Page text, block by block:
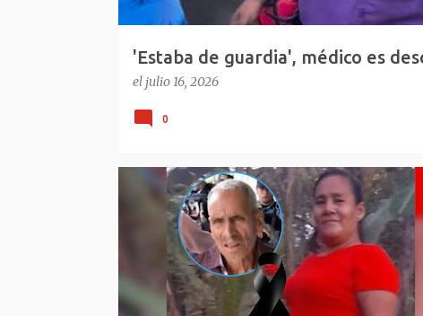
'Estaba de guardia', médico es
República Dominicana
el julio 16, 2026
0
COLÓN HONDURAS SONAGUERA